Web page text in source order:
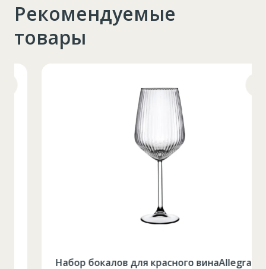
Рекомендуемые
товары
Набор бокалов для красного винаAllegra